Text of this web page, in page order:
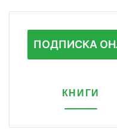
ПОДПИСКА
КНИГИ